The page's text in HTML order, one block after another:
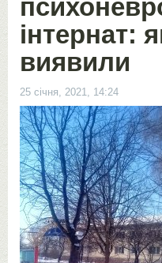
інтернат:
виявили
25 січня, 2021, 14:24